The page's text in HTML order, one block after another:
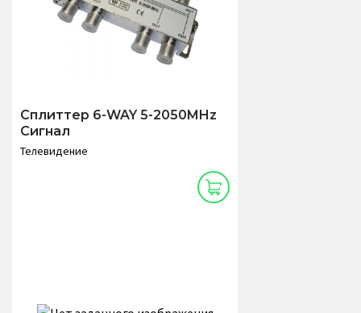
Сплиттер 6-WAY 5-2050MHz
Сигнал
Телевидение